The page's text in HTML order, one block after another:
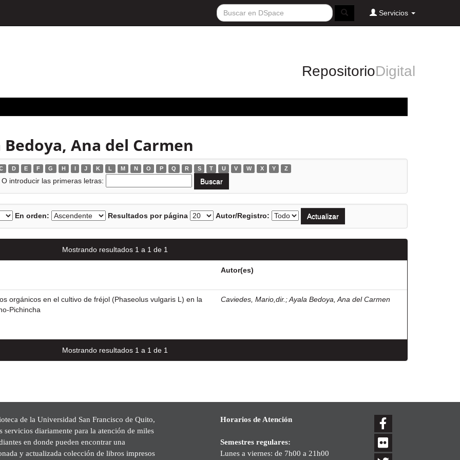
Servicios
RepositorioDigital
Ana del Carmen
D E F G H I J K L M N O P Q R S T U V W X Y Z
O introducir las primeras letras:
En orden: Resultados por página Autor/Registro:
Mostrando resultados 1 a 1 de 1
Autor(es)
orgánicos en el cultivo de fréjol (Phaseolus vulgaris L) en la
Pichincha
Caviedes, Mario,dir. ;Ayala Bedoya, Ana del Carmen
Mostrando resultados 1 a 1 de 1
de la Universidad San Francisco de Quito,
servicios diariamente para la atención de miles
en donde pueden encontrar una
y actualizada colección de libros impresos
Horarios de Atención
Semestres regulares:
Lunes a viernes: de 7h00 a 21h00